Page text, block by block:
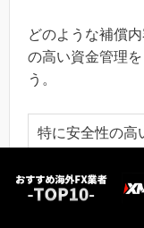
どのような補償
の高い資金管理
う。
特に安全性の高
信託保全を行う